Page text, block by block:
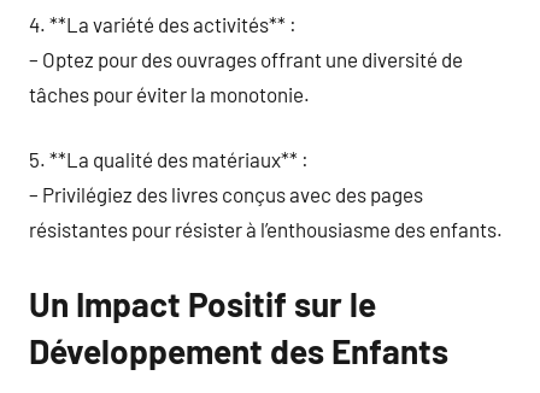
4. **La variété des activités** :
– Optez pour des ouvrages offrant une diversité de
tâches pour éviter la monotonie.
5. **La qualité des matériaux** :
– Privilégiez des livres conçus avec des pages
résistantes pour résister à l’enthousiasme des enfants.
Un Impact Positif sur le
Développement des Enfants